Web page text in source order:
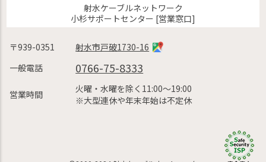
射水ケーブルネットワーク
小杉サポートセンター [営業窓口]
〒939-0351
射水市戸破1730-16
一般電話
0766-75-8333
営業時間
火曜・水曜を除く11:00〜19:00
※大型連休や年末年始は不定休